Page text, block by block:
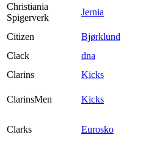
Christiania
Spigerverk
Jernia
Citizen
Bjørklund
Clack
dna
Clarins
Kicks
ClarinsMen
Kicks
Clarks Eurosko